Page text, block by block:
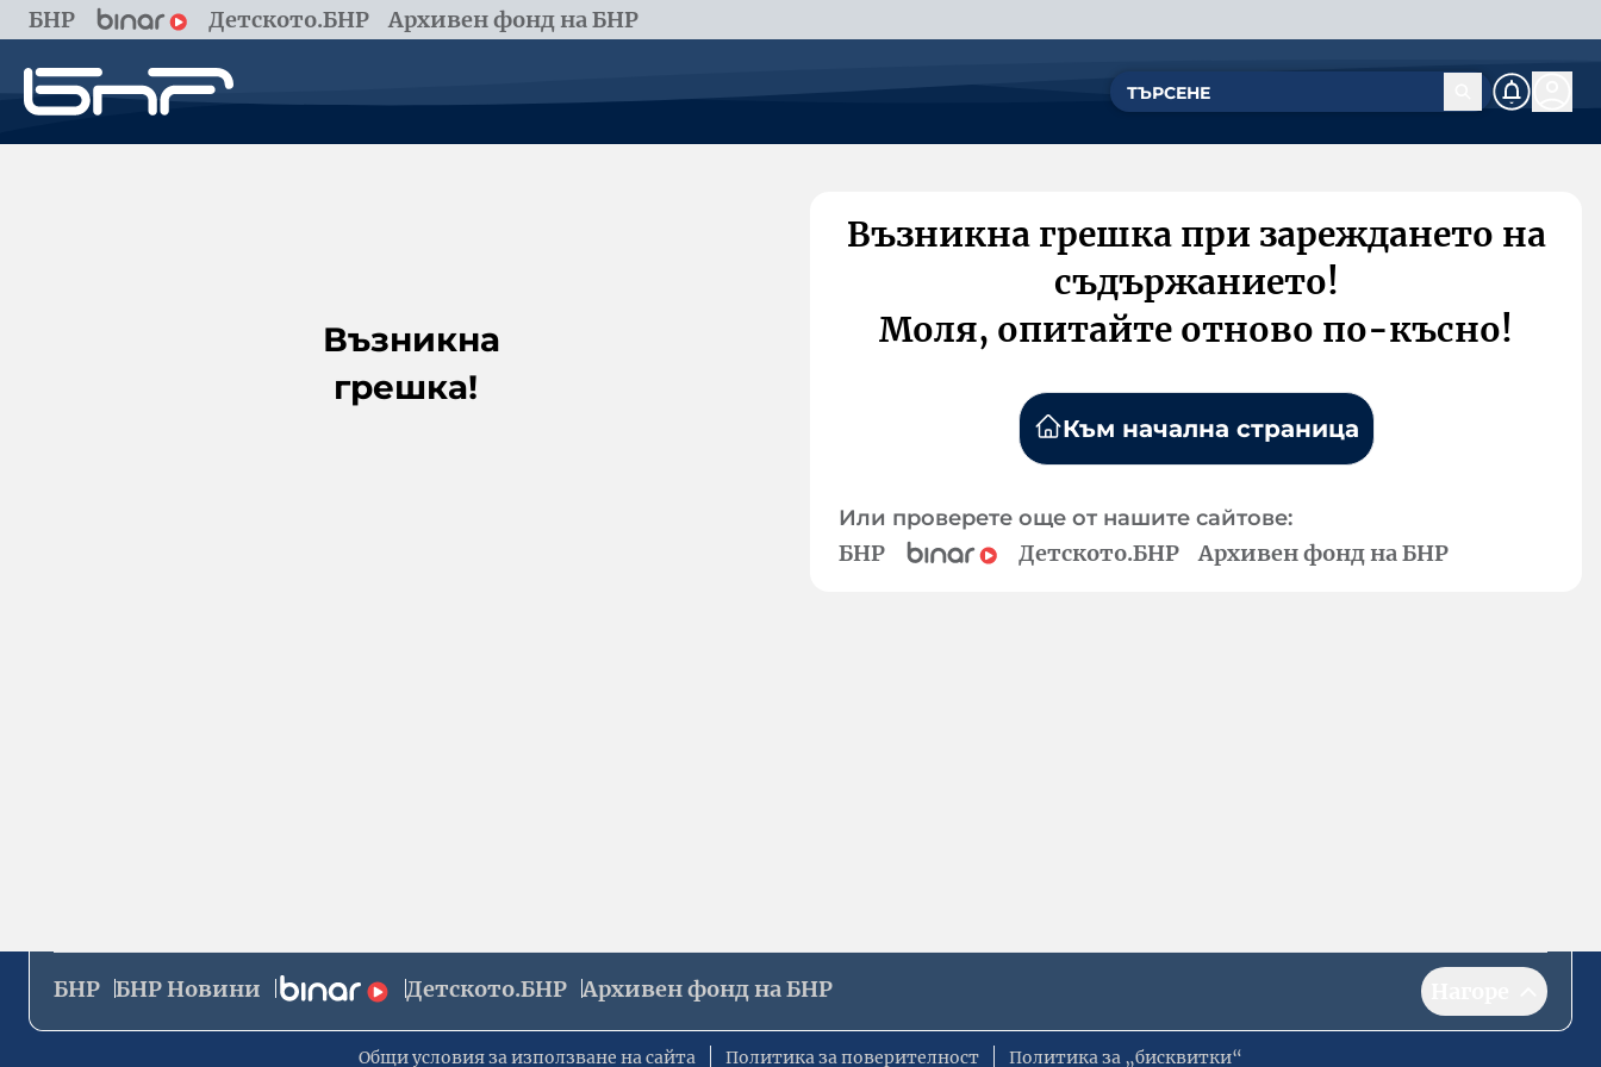
БНР Детското.БНР Архивен фонд на БНР
Възникна
грешка!
Възникна грешка при зареждането на
съдържанието!
Моля, опитайте отново по-късно!
Към начална страница
Или проверете още от нашите сайтове:
БНР Детското.БНР Архивен фонд на БНР
БНР БНР Новини Детското.БНР Архивен фонд на БНР
Общи условия за използване на сайта Политика за поверителност Политика за „бисквитки“